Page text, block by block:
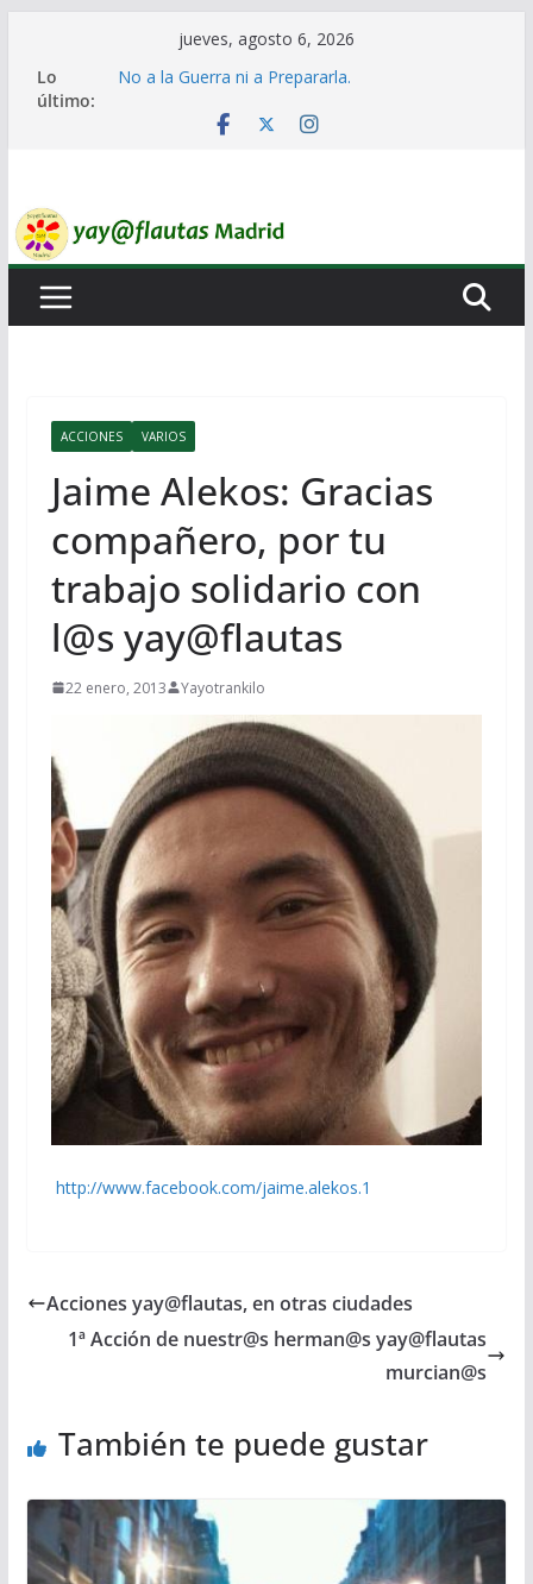
contenido
jueves, agosto 6, 2026
Lo
último:
No a la Guerra ni a Prepararla.
Ni un Euro para el Rearme. Ni un Voto para la
ACCIONES VARIOS
Jaime Alekos: Gracias
compañero, por tu
trabajo solidario con
l@s yay@flautas
22 enero, 2013 Yayotrankilo
http://www.facebook.com/jaime.alekos.1
Acciones yay@flautas, en otras ciudades
1ª Acción de nuestr@s herman@s yay@flautas
murcian@s
También te puede gustar